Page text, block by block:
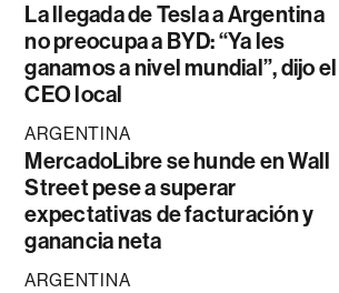
La llegada de Tesla a Argentina
no preocupa a BYD: “Ya les
ganamos a nivel mundial”, dijo el
CEO local
ARGENTINA
MercadoLibre se hunde en Wall
Street pese a superar
expectativas de facturación y
ganancia neta
ARGENTINA